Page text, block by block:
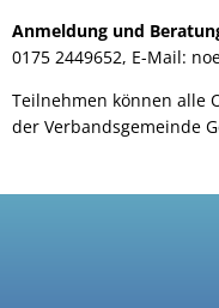
Anmeldung und
0175 2449652, E-Mail:
Teilnehmen können alle
der Verbandsgemeinde